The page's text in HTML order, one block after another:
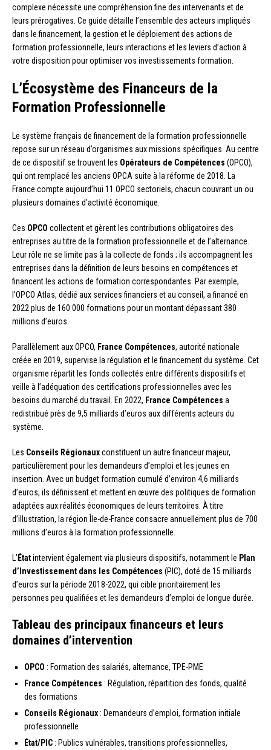
complexe nécessite une compréhension fine des intervenants et de
leurs prérogatives. Ce guide détaille l’ensemble des acteurs impliqués
dans le financement, la gestion et le déploiement des actions de
formation professionnelle, leurs interactions et les leviers d’action à
votre disposition pour optimiser vos investissements formation.
L’Écosystème des Financeurs de la
Formation Professionnelle
Le système français de financement de la formation professionnelle
repose sur un réseau d’organismes aux missions spécifiques. Au centre
de ce dispositif se trouvent les Opérateurs de Compétences (OPCO),
qui ont remplacé les anciens OPCA suite à la réforme de 2018. La
France compte aujourd’hui 11 OPCO sectoriels, chacun couvrant un ou
plusieurs domaines d’activité économique.
Ces OPCO collectent et gèrent les contributions obligatoires des
entreprises au titre de la formation professionnelle et de l’alternance.
Leur rôle ne se limite pas à la collecte de fonds ; ils accompagnent les
entreprises dans la définition de leurs besoins en compétences et
financent les actions de formation correspondantes. Par exemple,
l’OPCO Atlas, dédié aux services financiers et au conseil, a financé en
2022 plus de 160 000 formations pour un montant dépassant 380
millions d’euros.
Parallèlement aux OPCO, France Compétences, autorité nationale
créée en 2019, supervise la régulation et le financement du système. Cet
organisme répartit les fonds collectés entre différents dispositifs et
veille à l’adéquation des certifications professionnelles avec les
besoins du marché du travail. En 2022, France Compétences a
redistribué près de 9,5 milliards d’euros aux différents acteurs du
système.
Les Conseils Régionauxconstituent un autre financeur majeur,
particulièrement pour les demandeurs d’emploi et les jeunes en
insertion. Avec un budget formation cumulé d’environ 4,6 milliards
d’euros, ils définissent et mettent en œuvre des politiques de formation
adaptées aux réalités économiques de leurs territoires. À titre
d’illustration, la région Île-de-France consacre annuellement plus de 700
millions d’euros à la formation professionnelle.
L’ Étatintervient également via plusieurs dispositifs, notamment le Plan
d’Investissement dans les Compétences (PIC), doté de 15 milliards
d’euros sur la période 2018-2022, qui cible prioritairement les
personnes peu qualifiées et les demandeurs d’emploi de longue durée.
Tableau des principaux financeurs et leurs
domaines d’intervention
OPCO : Formation des salariés, alternance, TPE-PME
France Compétences : Régulation, répartition des fonds, qualité
des formations
Conseils Régionaux : Demandeurs d’emploi, formation initiale
professionnelle
État/PIC : Publics vulnérables, transitions professionnelles,